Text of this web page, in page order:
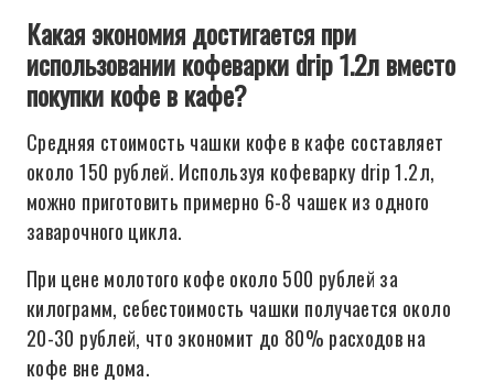
Какая экономия достигается при
использовании кофеварки drip 1.2л вместо
покупки кофе в кафе?
Средняя стоимость чашки кофе в кафе составляет
около 150 рублей. Используя кофеварку drip 1.2л,
можно приготовить примерно 6-8 чашек из одного
заварочного цикла.
При цене молотого кофе около 500 рублей за
килограмм, себестоимость чашки получается около
20-30 рублей, что экономит до 80% расходов на
кофе вне дома.